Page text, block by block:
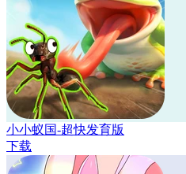
小小蚁国-超快发育版
下载